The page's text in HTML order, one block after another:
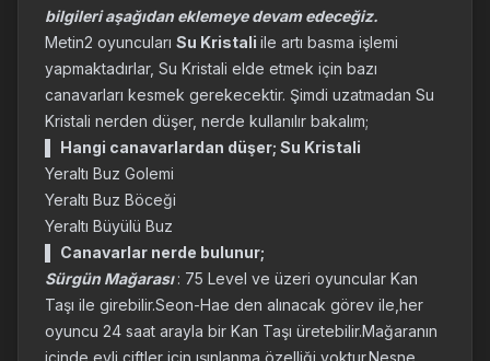
bilgileri aşağıdan eklemeye devam edeceğiz.
Metin2 oyuncuları Su Kristali ile artı basma işlemi
yapmaktadırlar, Su Kristali elde etmek için bazı
canavarları kesmek gerekecektir. Şimdi uzatmadan Su
Kristali nerden düşer, nerde kullanılır bakalım;
Hangi canavarlardan düşer; Su Kristali
Yeraltı Buz Golemi
Yeraltı Buz Böceği
Yeraltı Büyülü Buz
Canavarlar nerde bulunur;
Sürgün Mağarası: 75 Level ve üzeri oyuncular Kan
Taşı ile girebilir.Seon-Hae den alınacak görev ile,her
oyuncu 24 saat arayla bir Kan Taşı üretebilir.Mağaranın
içinde evli çiftler için ışınlanma özelliği yoktur.Nesne